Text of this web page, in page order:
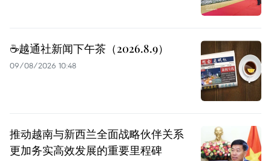
☕️越通社新闻下午茶（2026.8.9）
09/08/2026 10:48
推动越南与新西兰全面战略伙伴关系
更加务实高效发展的重要里程碑